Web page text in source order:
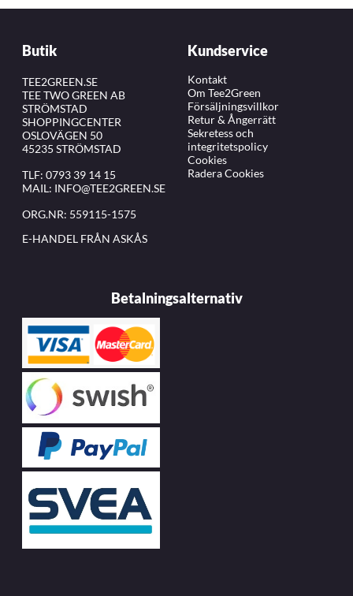
Butik
TEE2GREEN.SE
TEE TWO GREEN AB
STRÖMSTAD
SHOPPINGCENTER
OSLOVÄGEN 50
45235 STRÖMSTAD
TLF: 0793 39 14 15
MAIL: INFO@TEE2GREEN.SE
ORG.NR: 559115-1575
E-HANDEL FRÅN ASKÅS
Kundservice
Kontakt
Om Tee2Green
Försäljningsvillkor
Retur & Ångerrätt
Sekretess och
integritetspolicy
Cookies
Radera Cookies
Betalningsalternativ